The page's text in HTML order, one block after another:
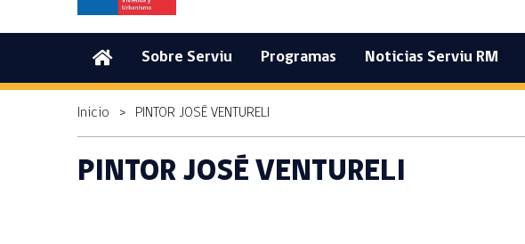
(current)Sobre Serviu Programas Noticias Serviu RM
Inicio > PINTOR JOSÉ VENTURELI
PINTOR JOSÉ VENTURELI